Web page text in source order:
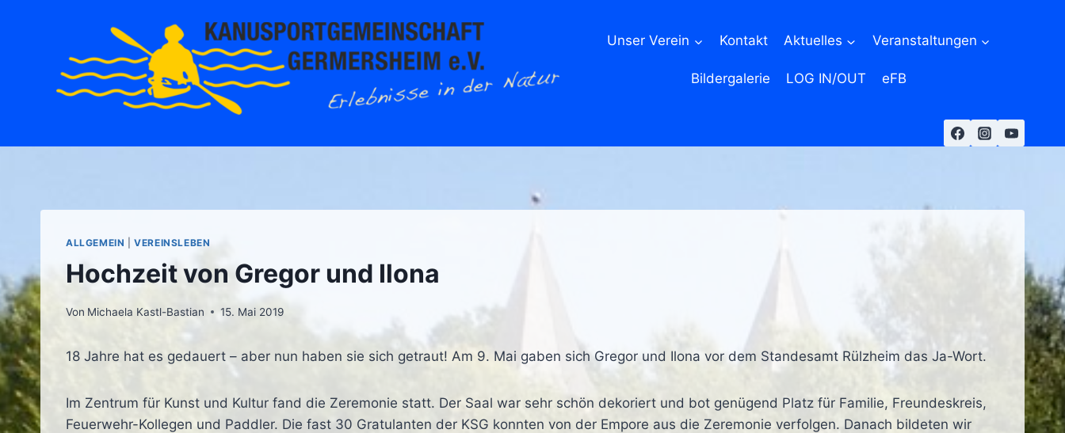
Unser Verein Kontakt Aktuelles Veranstaltungen
Bildergalerie LOG IN/OUT eFB
ALLGEMEIN |VEREINSLEBEN
Hochzeit von Gregor und Ilona
Von Michaela Kastl-Bastian 15. Mai 2019
18 Jahre hat es gedauert – aber nun haben sie sich getraut! Am 9. Mai gaben sich Gregor und Ilona vor dem Standesamt Rülzheim das Ja-Wort.
Im Zentrum für Kunst und Kultur fand die Zeremonie statt. Der Saal war sehr schön dekoriert und bot genügend Platz für Familie, Freundeskreis,
Feuerwehr-Kollegen und Paddler. Die fast 30 Gratulanten der KSG konnten von der Empore aus die Zeremonie verfolgen. Danach bildeten wir